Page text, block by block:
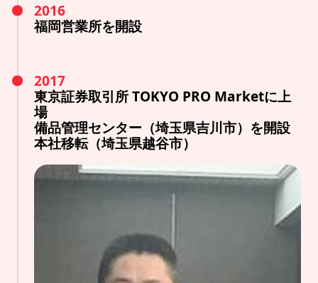
2016
福岡営業所を開設
2017
東京証券取引所 TOKYO PRO Marketに上
場
備品管理センター（埼玉県吉川市）を開設
本社移転（埼玉県越谷市）